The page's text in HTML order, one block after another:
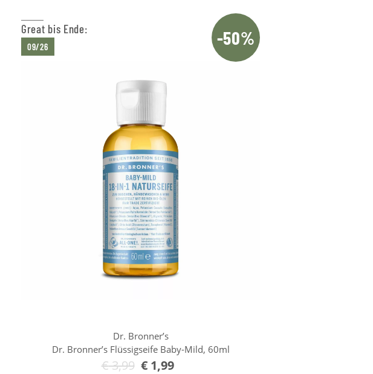
Great bis Ende:
09/26 -50%
Dr. Bronner’s
Dr. Bronner’s Flüssigseife Baby-Mild, 60ml
€3,99 €1,99